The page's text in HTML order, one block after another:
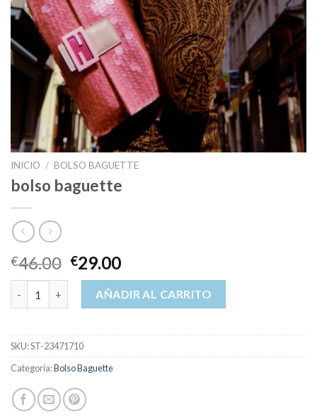
INICIO / BOLSO BAGUETTE
bolso baguette
€46.00 €29.00
bolso baguette cantidadAÑADIR AL CARRITO
SKU:ST-23471710
Categoría:Bolso Baguette